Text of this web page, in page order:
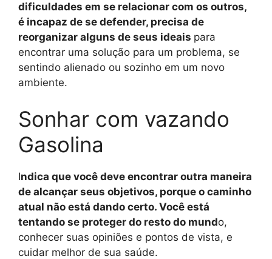
dificuldades em se relacionar com os outros,
é incapaz de se defender, precisa de
reorganizar alguns de seus ideais para
encontrar uma solução para um problema, se
sentindo alienado ou sozinho em um novo
ambiente.
Sonhar com vazando
Gasolina
Indica que você deve encontrar outra maneira
de alcançar seus objetivos, porque o caminho
atual não está dando certo. Você está
tentando se proteger do resto do mundo,
conhecer suas opiniões e pontos de vista, e
cuidar melhor de sua saúde.